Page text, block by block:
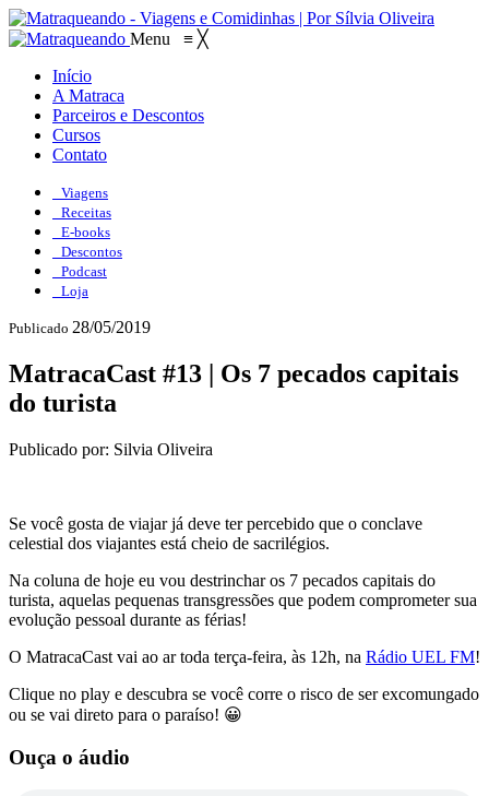
Menu ≡ ╳
Início
A Matraca
Parceiros e Descontos
Cursos
Contato
Viagens
Receitas
E-books
Descontos
Podcast
Loja
Publicado 28/05/2019
MatracaCast #13 | Os 7 pecados capitais
do turista
Publicado por: Silvia Oliveira
Se você gosta de viajar já deve ter percebido que o conclave
celestial dos viajantes está cheio de sacrilégios.
Na coluna de hoje eu vou destrinchar os 7 pecados capitais do
turista, aquelas pequenas transgressões que podem comprometer sua
evolução pessoal durante as férias!
O MatracaCast vai ao ar toda terça-feira, às 12h, na Rádio UEL FM!
Clique no play e descubra se você corre o risco de ser excomungado
ou se vai direto para o paraíso! 😀
Ouça o áudio